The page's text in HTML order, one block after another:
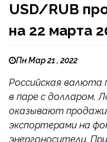
USD/RUB
на 22 марта
Пн Мар 21 , 2022
Российская
в паре с долларом.
оказывают
экспортерами на
энергоносители.